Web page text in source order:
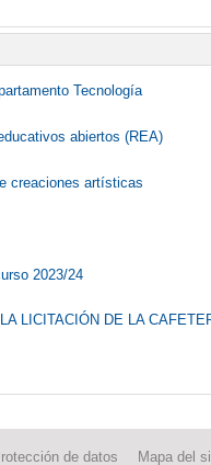
Tecnología
abiertos (REA)
creaciones artísticas
2023/24
LICITACIÓN DE LA
de datos Mapa del